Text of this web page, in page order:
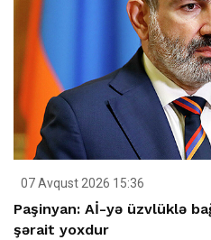
07 Avqust 2026 15:36
Paşinyan: Aİ-yə üzvlüklə
şərait yoxdur